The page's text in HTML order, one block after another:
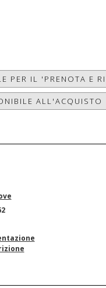
PER IL 'PRENOTA E
ALL'ACQUISTO